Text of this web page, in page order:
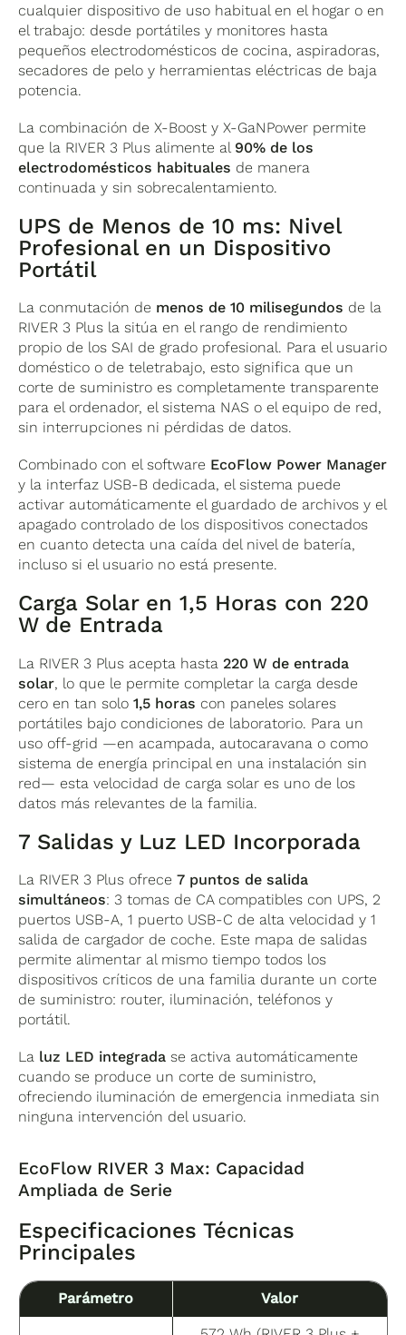
cualquier dispositivo de uso habitual en el hogar o en
el trabajo: desde portátiles y monitores hasta
pequeños electrodomésticos de cocina, aspiradoras,
secadores de pelo y herramientas eléctricas de baja
potencia.
La combinación de X-Boost y X-GaNPower permite
que la RIVER 3 Plus alimente al 90% de los
electrodomésticos habituales de manera
continuada y sin sobrecalentamiento.
UPS de Menos de 10 ms: Nivel
Profesional en un Dispositivo
Portátil
La conmutación de menos de 10 milisegundos de la
RIVER 3 Plus la sitúa en el rango de rendimiento
propio de los SAI de grado profesional. Para el usuario
doméstico o de teletrabajo, esto significa que un
corte de suministro es completamente transparente
para el ordenador, el sistema NAS o el equipo de red,
sin interrupciones ni pérdidas de datos.
Combinado con el software EcoFlow Power Manager
y la interfaz USB-B dedicada, el sistema puede
activar automáticamente el guardado de archivos y el
apagado controlado de los dispositivos conectados
en cuanto detecta una caída del nivel de batería,
incluso si el usuario no está presente.
Carga Solar en 1,5 Horas con 220
W de Entrada
La RIVER 3 Plus acepta hasta 220 W de entrada
solar, lo que le permite completar la carga desde
cero en tan solo1,5 horas con paneles solares
portátiles bajo condiciones de laboratorio. Para un
uso off-grid —en acampada, autocaravana o como
sistema de energía principal en una instalación sin
red— esta velocidad de carga solar es uno de los
datos más relevantes de la familia.
7 Salidas y Luz LED Incorporada
La RIVER 3 Plus ofrece7 puntos de salida
simultáneos: 3 tomas de CA compatibles con UPS, 2
puertos USB-A, 1 puerto USB-C de alta velocidad y 1
salida de cargador de coche. Este mapa de salidas
permite alimentar al mismo tiempo todos los
dispositivos críticos de una familia durante un corte
de suministro: router, iluminación, teléfonos y
portátil.
La luz LED integrada se activa automáticamente
cuando se produce un corte de suministro,
ofreciendo iluminación de emergencia inmediata sin
ninguna intervención del usuario.
EcoFlow RIVER 3 Max: Capacidad
Ampliada de Serie
Especificaciones Técnicas
Principales
Parámetro Valor